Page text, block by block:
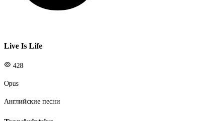
Live Is Life
428
Opus
Английские песни